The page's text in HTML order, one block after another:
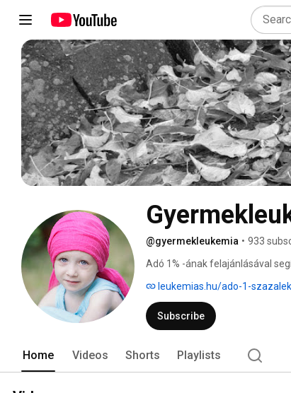
@gyermekleukemia • 933
Adó 1% -ának felajánlásával
leukemias.hu/ado-1-szazalek
Subscribe
Home Videos Shorts Playlists